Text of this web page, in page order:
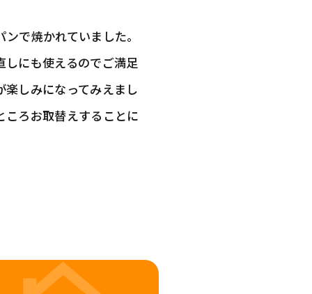
で焼かれていました。
にも使えるのでご満足
しみになってみえまし
ろお取替えすることに